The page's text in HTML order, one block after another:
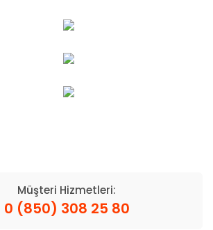
Müşteri Hizmetleri:
0 (850) 308 25 80